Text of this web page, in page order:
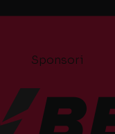
Sponsori